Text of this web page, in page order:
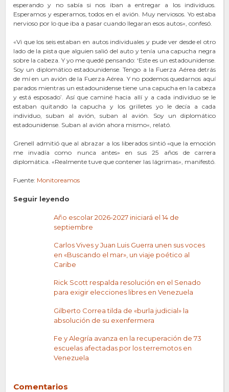
esperando y no sabía si nos iban a entregar a los individuos.
Esperamos y esperamos, todos en el avión. Muy nerviosos. Yo estaba
nervioso por lo que iba a pasar cuando llegaran esos autos«, confesó.
«Vi que los seis estaban en autos individuales y pude ver desde el otro
lado de la pista que alguien salió del auto y tenía una capucha negra
sobre la cabeza. Y yo me quedé pensando: ‘Este es un estadounidense.
Soy un diplomático estadounidense. Tengo a la Fuerza Aérea detrás
de mí en un avión de la Fuerza Aérea. Y no podemos quedarnos aquí
parados mientras un estadounidense tiene una capucha en la cabeza
y está esposado’. Así que caminé hacia allí y a cada individuo se le
estaban quitando la capucha y los grilletes yo le decía a cada
individuo, suban al avión, suban al avión. Soy un diplomático
estadounidense. Suban al avión ahora mismo«, relató.
Grenell admitió que al abrazar a los liberados sintió «que la emoción
me invadía como nunca antes» en sus 25 años de carrera
diplomática. «Realmente tuve que contener las lágrimas», manifestó.
Fuente: Monitoreamos
Seguir leyendo
Año escolar 2026-2027 iniciará el 14 de
septiembre
Carlos Vives y Juan Luis Guerra unen sus voces
en «Buscando el mar», un viaje poético al
Caribe
Rick Scott respalda resolución en el Senado
para exigir elecciones libres en Venezuela
Gilberto Correa tilda de «burla judicial» la
absolución de su exenfermera
Fe y Alegría avanza en la recuperación de 73
escuelas afectadas por los terremotos en
Venezuela
Comentarios